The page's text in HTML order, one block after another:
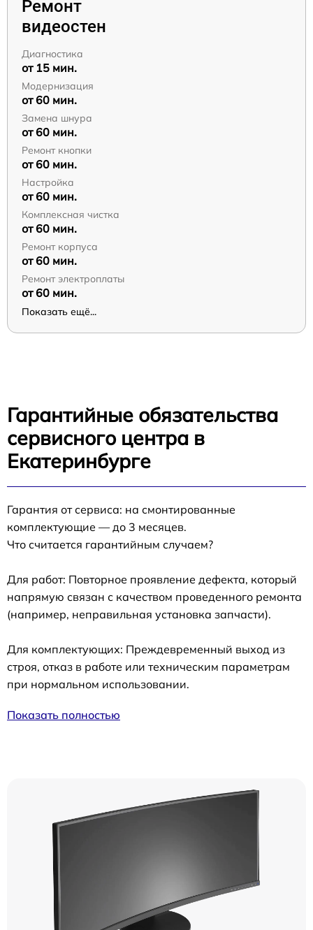
Ремонт
видеостен
Диагностика
от 15 мин.
Модернизация
от 60 мин.
Замена шнура
от 60 мин.
Ремонт кнопки
от 60 мин.
Настройка
от 60 мин.
Комплексная чистка
от 60 мин.
Ремонт корпуса
от 60 мин.
Ремонт электроплаты
от 60 мин.
Показать ещё...
Гарантийные обязательства
сервисного центра в
Екатеринбурге
Гарантия от сервиса: на смонтированные
комплектующие — до 3 месяцев.
Что считается гарантийным случаем?
Для работ: Повторное проявление дефекта, который
напрямую связан с качеством проведенного ремонта
(например, неправильная установка запчасти).
Для комплектующих: Преждевременный выход из
строя, отказ в работе или техническим параметрам
при нормальном использовании.
Показать полностью